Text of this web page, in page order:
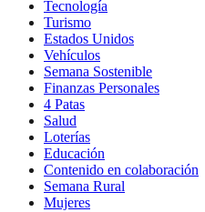
Tecnología
Turismo
Estados Unidos
Vehículos
Semana Sostenible
Finanzas Personales
4 Patas
Salud
Loterías
Educación
Contenido en colaboración
Semana Rural
Mujeres